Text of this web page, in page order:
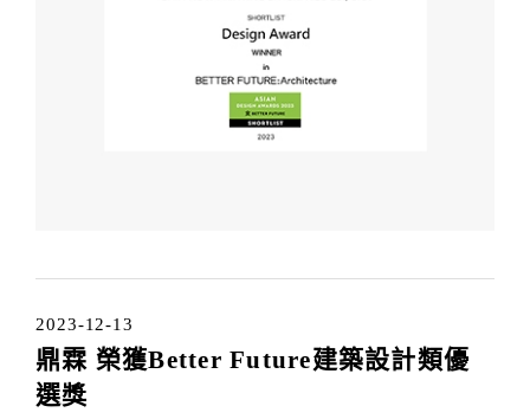
2023-12-13
鼎霖 榮獲Better Future建築設計類優
選獎